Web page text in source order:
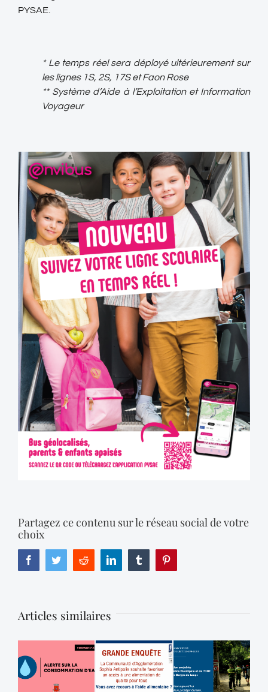
PYSAE.
* Le temps réel sera déployé ultérieurement sur
les lignes 1S, 2S, 17S et Faon Rose
** Système d’Aide à l’Exploitation et Information
Voyageur
Partagez ce contenu sur le réseau social de votre
choix
FacebookTwitterReddit LinkedIn Tumblr
Articles similaires